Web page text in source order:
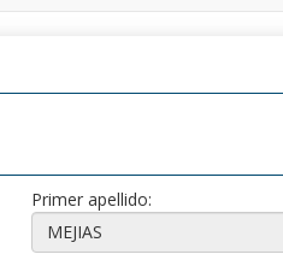
Primer apellido: